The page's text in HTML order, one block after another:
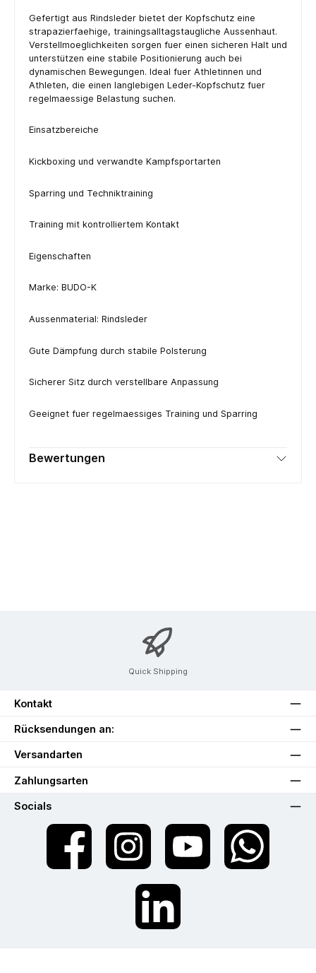
Gefertigt aus Rindsleder bietet der Kopfschutz eine
strapazierfaehige, trainingsalltagstaugliche Aussenhaut.
Verstellmoeglichkeiten sorgen fuer einen sicheren Halt und
unterstützen eine stabile Positionierung auch bei
dynamischen Bewegungen. Ideal fuer Athletinnen und
Athleten, die einen langlebigen Leder-Kopfschutz fuer
regelmaessige Belastung suchen.
Einsatzbereiche
Kickboxing und verwandte Kampfsportarten
Sparring und Techniktraining
Training mit kontrolliertem Kontakt
Eigenschaften
Marke: BUDO-K
Aussenmaterial: Rindsleder
Gute Dämpfung durch stabile Polsterung
Sicherer Sitz durch verstellbare Anpassung
Geeignet fuer regelmaessiges Training und Sparring
Bewertungen
Quick Shipping
Kontakt
Rücksendungen an:
Versandarten
Zahlungsarten
Socials
Facebook Instagram YouTube WhatsApp
LinkedIn